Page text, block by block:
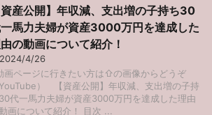
資産公開】年収減、支出増の子持ち30
馬力夫婦が資産3000万円を達成した
の動画について紹介！
2024/4/26
画ページに行きたい方は⇧の画像からどうぞ
YouTube） 【資産公開】年収減、支出増の子持
代一馬力夫婦が資産3000万円を達成した理由
画について紹介！ 目次 ...